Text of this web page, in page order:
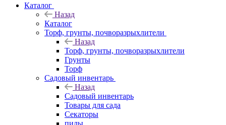
Каталог
Назад
Каталог
Торф, грунты, почворазрыхлители
Назад
Торф, грунты, почворазрыхлители
Грунты
Торф
Садовый инвентарь
Назад
Садовый инвентарь
Товары для сада
Секаторы
пилы